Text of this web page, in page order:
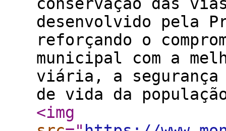
desenvolvido pela
reforçando o
municipal com a
viária, a
de vida da
<img